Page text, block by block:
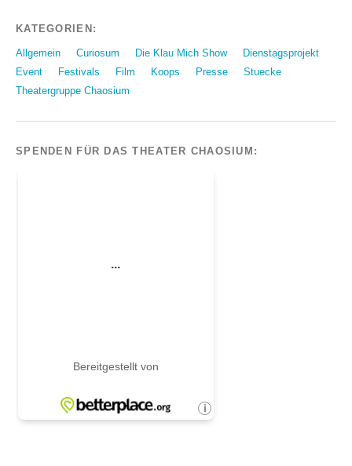
KATEGORIEN:
Allgemein Curiosum Die Klau Mich Show
Dienstagsprojekt
Event
Festivals Film Koops Presse
Stuecke
Theatergruppe Chaosium
SPENDEN FÜR DAS THEATER CHAOSIUM: